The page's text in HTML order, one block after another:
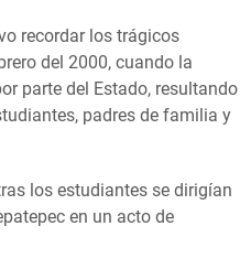
recordar los trágicos
del 2000, cuando la
parte del Estado, resultando
padres de familia y
los estudiantes se dirigían
en un acto de